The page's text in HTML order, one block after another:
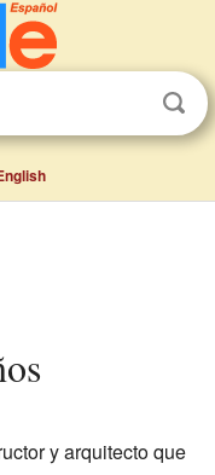
y arquitecto que